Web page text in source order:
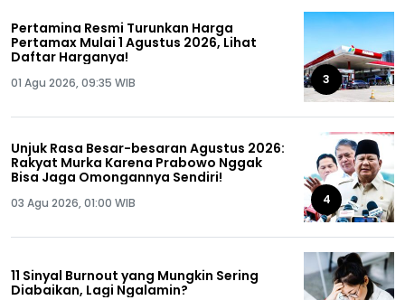
Pertamina Resmi Turunkan Harga
Pertamax Mulai 1 Agustus 2026, Lihat
Daftar Harganya!
01 Agu 2026, 09:35 WIB 3
Unjuk Rasa Besar-besaran Agustus 2026:
Rakyat Murka Karena Prabowo Nggak
Bisa Jaga Omongannya Sendiri!
03 Agu 2026, 01:00 WIB 4
11 Sinyal Burnout yang Mungkin Sering
Diabaikan, Lagi Ngalamin?